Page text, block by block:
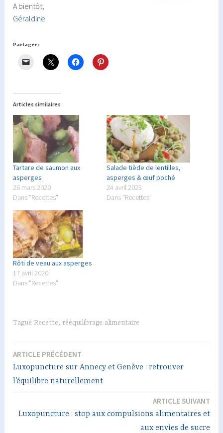
A bientôt,
Géraldine
Partager :
Articles similaires
Tartare de saumon aux
asperges
26 mars 2020
Dans "Recettes"
Salade tiède de lentilles,
asperges & œuf poché
24 avril 2025
Dans "Recettes"
Rôti de veau aux asperges
17 avril 2020
Dans "Recettes"
Tagué Recette, rééquilibrage alimentaire
Navigation
de
ARTICLE PRÉCÉDENT
Luxopuncture sur Annecy et Genève : retrouver
l’équilibre naturellement
ARTICLE SUIVANT
Luxopuncture : stop aux compulsions alimentaires et
aux envies de sucre